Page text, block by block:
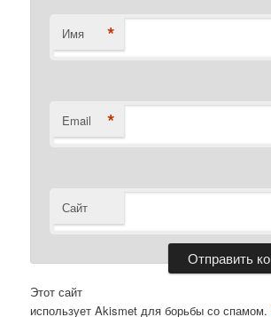
Имя *
Email *
Сайт
Этот сайт
использует Akismet для борьбы со спамом.